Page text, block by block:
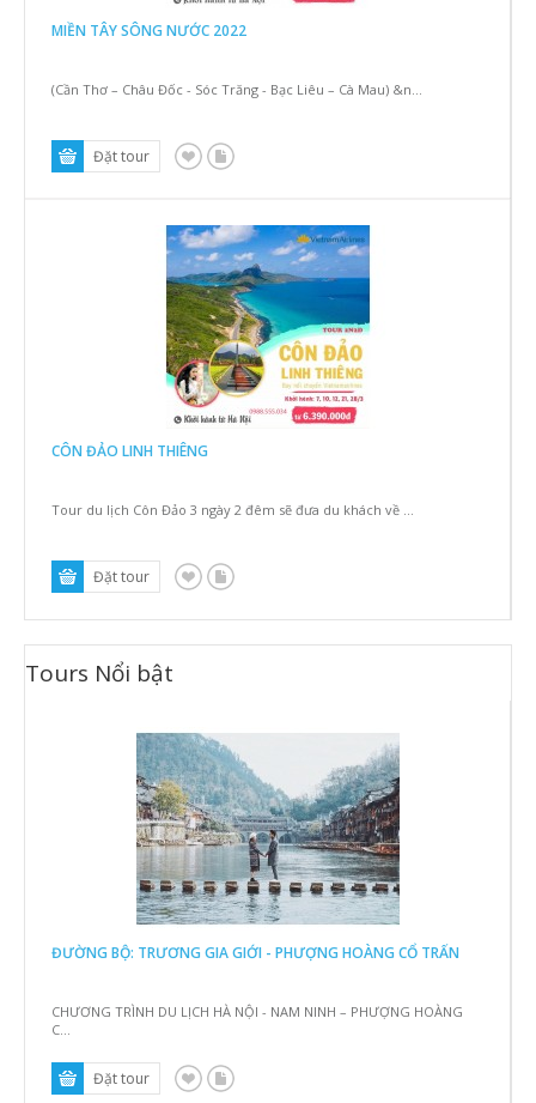
MIỀN TÂY SÔNG NƯỚC 2022
(Cần Thơ – Châu Đốc - Sóc Trăng - Bạc Liêu – Cà Mau) &n...
CÔN ĐẢO LINH THIÊNG
Tour du lịch Côn Đảo 3 ngày 2 đêm sẽ đưa du khách về ...
Tours Nổi bật
ĐƯỜNG BỘ: TRƯƠNG GIA GIỚI - PHƯỢNG HOÀNG CỔ TRẤN
CHƯƠNG TRÌNH DU LỊCH HÀ NỘI - NAM NINH – PHƯỢNG HOÀNG
C...